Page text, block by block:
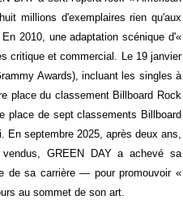
millions d'exemplaires rien qu'aux
2010, une adaptation scénique d'«
critique et commercial. Le 19 janvier
Awards), incluant les singles à
place du classement Billboard Rock
place de sept classements Billboard
En septembre 2025, après deux ans,
GREEN DAY a achevé sa
de sa carrière — pour promouvoir «
au sommet de son art.